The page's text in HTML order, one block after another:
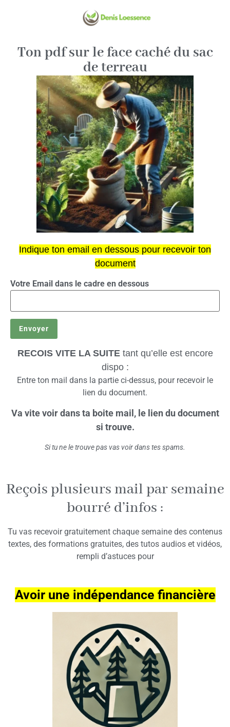
Ton pdf sur le face caché du sac
de terreau
Indique ton email en dessous pour recevoir ton
document
Votre Email dans le cadre en dessous
RECOIS VITE LA SUITEtant qu’elle est encore
dispo :
Entre ton mail dans la partie ci-dessus, pour recevoir le
lien du document.
Va vite voir dans ta boite mail, le lien du document
si trouve.
Si tu ne le trouve pas vas voir dans tes spams.
Reçois plusieurs mail par semaine
bourré d’infos :
Tu vas recevoir gratuitement chaque semaine des contenus
textes, des formations gratuites, des tutos audios et vidéos,
rempli d’astuces pour
Avoir une indépendance financière